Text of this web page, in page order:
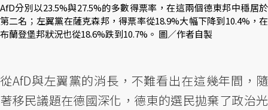
AfD分別以23.5%與27.5%的多數得票率，在這兩個德東邦中穩居於
第二名；左翼黨在薩克森邦，得票率從18.9%大幅下降到10.4%，在
布蘭登堡邦狀況也從18.6%跌到10.7%。 圖／作者自製
從AfD與左翼黨的消長，不難看出在這幾年間，隨
著移民議題在德國深化，德東的選民拋棄了政治光